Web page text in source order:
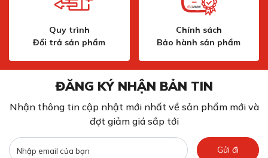
Quy trình
Đổi trả sản phẩm
Chính sách
Bảo hành sản phẩm
ĐĂNG KÝ NHẬN BẢN TIN
Nhận thông tin cập nhật mới nhất về sản phẩm mới và
đợt giảm giá sắp tới
Gửi đi